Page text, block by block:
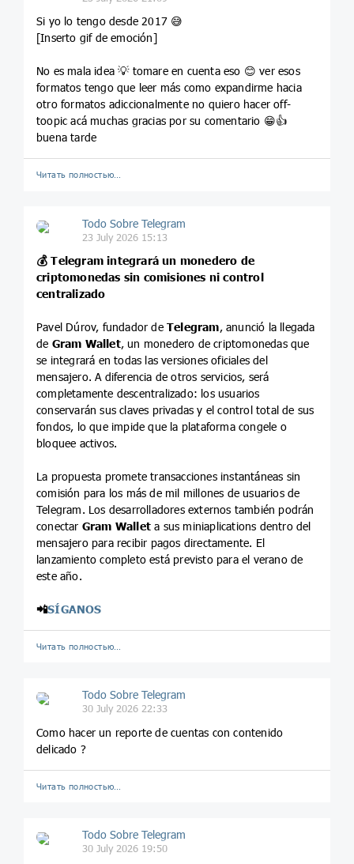
Si yo lo tengo desde 2017 😅
[Inserto gif de emoción]
No es mala idea 💡 tomare en cuenta eso 😊 ver esos
formatos tengo que leer más como expandirme hacia
otro formatos adiccionalmente no quiero hacer off-
toopic acá muchas gracias por su comentario 😁👍
buena tarde
Читать полностью…
Todo Sobre Telegram
23 July 2026 15:13
💰 Telegram integrará un monedero de
criptomonedas sin comisiones ni control
centralizado
Pavel Dúrov, fundador de Telegram, anunció la llegada
de Gram Wallet, un monedero de criptomonedas que
se integrará en todas las versiones oficiales del
mensajero. A diferencia de otros servicios, será
completamente descentralizado: los usuarios
conservarán sus claves privadas y el control total de sus
fondos, lo que impide que la plataforma congele o
bloquee activos.
La propuesta promete transacciones instantáneas sin
comisión para los más de mil millones de usuarios de
Telegram. Los desarrolladores externos también podrán
conectar Gram Wallet a sus miniaplications dentro del
mensajero para recibir pagos directamente. El
lanzamiento completo está previsto para el verano de
este año.
📲SÍGANOS
Читать полностью…
Todo Sobre Telegram
30 July 2026 22:33
Como hacer un reporte de cuentas con contenido
delicado ?
Читать полностью…
Todo Sobre Telegram
30 July 2026 19:50